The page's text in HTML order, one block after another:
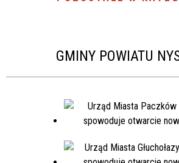
GMINY POWIATU